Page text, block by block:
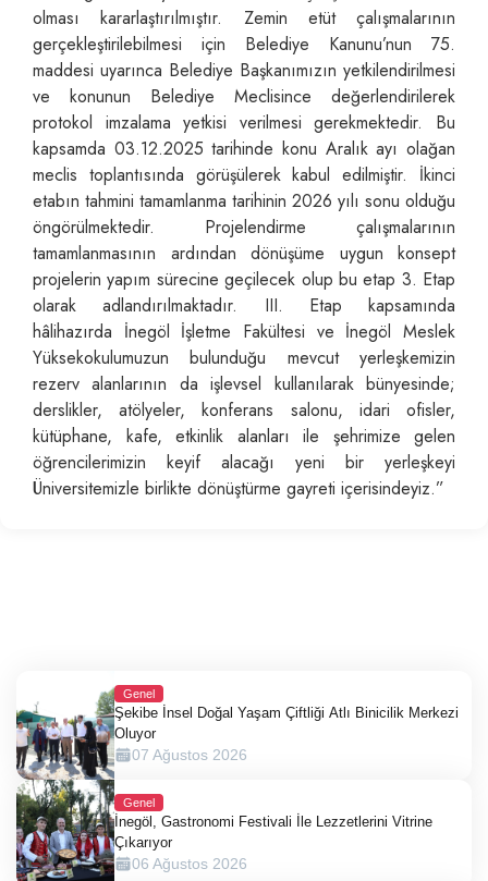
olması kararlaştırılmıştır. Zemin etüt çalışmalarının
gerçekleştirilebilmesi için Belediye Kanunu’nun 75.
maddesi uyarınca Belediye Başkanımızın yetkilendirilmesi
ve konunun Belediye Meclisince değerlendirilerek
protokol imzalama yetkisi verilmesi gerekmektedir. Bu
kapsamda 03.12.2025 tarihinde konu Aralık ayı olağan
meclis toplantısında görüşülerek kabul edilmiştir. İkinci
etabın tahmini tamamlanma tarihinin 2026 yılı sonu olduğu
öngörülmektedir. Projelendirme çalışmalarının
tamamlanmasının ardından dönüşüme uygun konsept
projelerin yapım sürecine geçilecek olup bu etap 3. Etap
olarak adlandırılmaktadır. III. Etap kapsamında
hâlihazırda İnegöl İşletme Fakültesi ve İnegöl Meslek
Yüksekokulumuzun bulunduğu mevcut yerleşkemizin
rezerv alanlarının da işlevsel kullanılarak bünyesinde;
derslikler, atölyeler, konferans salonu, idari ofisler,
kütüphane, kafe, etkinlik alanları ile şehrimize gelen
öğrencilerimizin keyif alacağı yeni bir yerleşkeyi
Üniversitemizle birlikte dönüştürme gayreti içerisindeyiz.”
Genel
Şekibe İnsel Doğal Yaşam Çiftliği Atlı Binicilik Merkezi
Oluyor
07 Ağustos 2026
Genel
İnegöl, Gastronomi Festivali İle Lezzetlerini Vitrine
Çıkarıyor
06 Ağustos 2026